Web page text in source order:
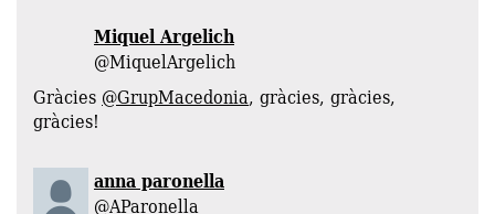
Miquel Argelich
@MiquelArgelich
Gràcies @GrupMacedonia, gràcies, gràcies,
gràcies!
anna paronella
‏@AParonella